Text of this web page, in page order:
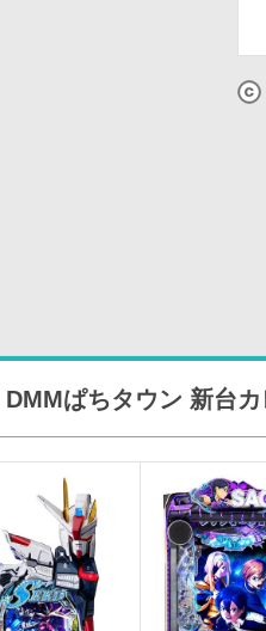
DMMぱちタウン 新台